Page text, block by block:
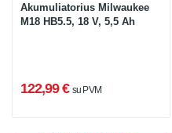
Akumuliatorius Milwaukee
M18 HB5.5, 18 V, 5,5 Ah
122,99 € su PVM